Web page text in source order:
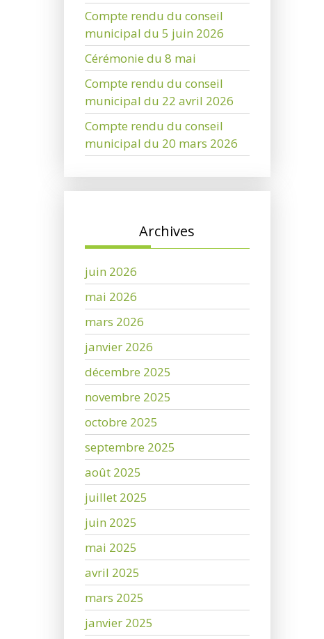
Compte rendu du conseil
municipal du 5 juin 2026
Cérémonie du 8 mai
Compte rendu du conseil
municipal du 22 avril 2026
Compte rendu du conseil
municipal du 20 mars 2026
Archives
juin 2026
mai 2026
mars 2026
janvier 2026
décembre 2025
novembre 2025
octobre 2025
septembre 2025
août 2025
juillet 2025
juin 2025
mai 2025
avril 2025
mars 2025
janvier 2025